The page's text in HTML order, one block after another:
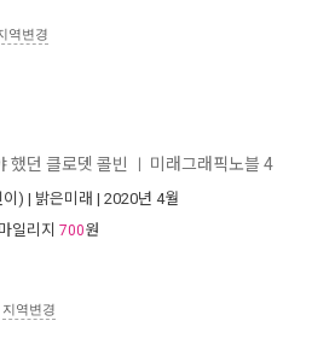
역변경
했던 클로뎃 콜빈 미래그래픽노블 4
이) | 밝은미래 | 2020년 4월
일리지 700원
지역변경